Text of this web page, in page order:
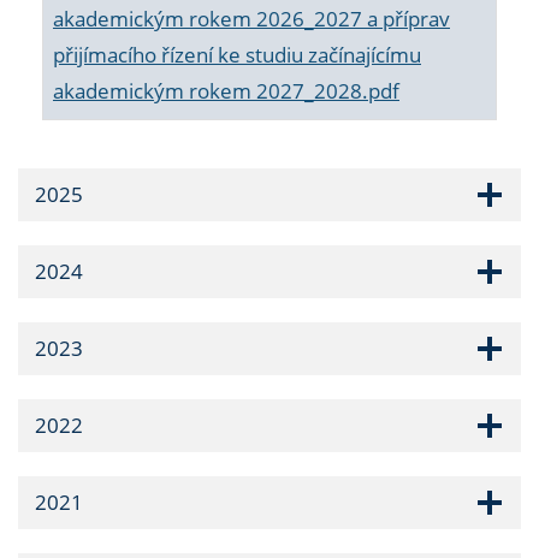
akademickým rokem 2026_2027 a příprav
přijímacího řízení ke studiu začínajícímu
akademickým rokem 2027_2028.pdf
2025
2024
2023
2022
2021